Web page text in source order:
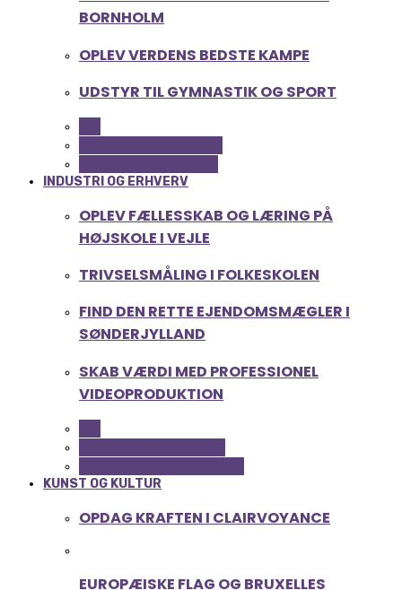
BORNHOLM
OPLEV VERDENS BEDSTE KAMPE
UDSTYR TIL GYMNASTIK OG SPORT
INDUSTRI OG ERHVERV
OPLEV FÆLLESSKAB OG LÆRING PÅ
HØJSKOLE I VEJLE
TRIVSELSMÅLING I FOLKESKOLEN
FIND DEN RETTE EJENDOMSMÆGLER I
SØNDERJYLLAND
SKAB VÆRDI MED PROFESSIONEL
VIDEOPRODUKTION
KUNST OG KULTUR
OPDAG KRAFTEN I CLAIRVOYANCE
EUROPÆISKE FLAG OG BRUXELLES